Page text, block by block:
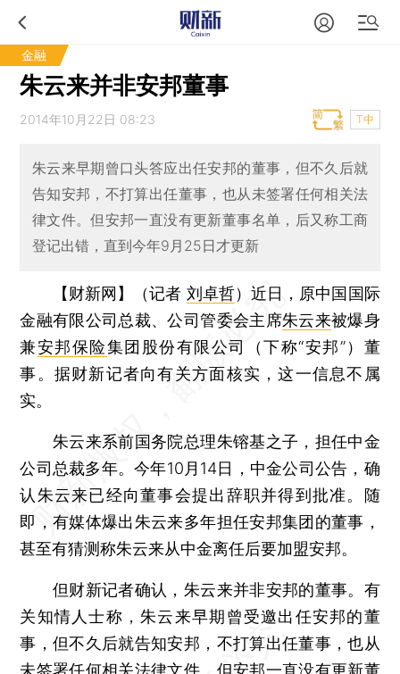
金融
朱云来并非安邦董事
2014年10月22日 08:23 T中
朱云来早期曾口头答应出任安邦的董事，但不久后就
告知安邦，不打算出任董事，也从未签署任何相关法
律文件。但安邦一直没有更新董事名单，后又称工商
登记出错，直到今年9月25日才更新
【财新网】（记者 刘卓哲） 近日，原中国国际
金融有限公司总裁、公司管委会主席朱云来被爆身
兼安邦保险集团股份有限公司（下称“安邦”）董
事。据财新记者向有关方面核实，这一信息不属
实。
朱云来系前国务院总理朱镕基之子，担任中金
公司总裁多年。今年10月14日，中金公司公告，确
认朱云来已经向董事会提出辞职并得到批准。随
即，有媒体爆出朱云来多年担任安邦集团的董事，
甚至有猜测称朱云来从中金离任后要加盟安邦。
但财新记者确认，朱云来并非安邦的董事。有
关知情人士称，朱云来早期曾受邀出任安邦的董
事，但不久后就告知安邦，不打算出任董事，也从
未签署任何相关法律文件。但安邦一直没有更新董